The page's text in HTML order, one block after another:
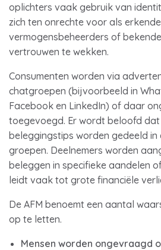
oplichters vaak gebruik van
zich ten onrechte voor als
vermogensbeheerders of
vertrouwen te wekken.
Consumenten worden via
chatgroepen (bijvoorbeeld in
Facebook en LinkedIn) of daar
toegevoegd. Er wordt beloofd
beleggingstips worden gedeeld in
groepen. Deelnemers worden
beleggen in specifieke aandelen
leidt vaak tot grote financiële
De AFM benoemt een aantal
op te letten.
Mensen worden ongevraagd